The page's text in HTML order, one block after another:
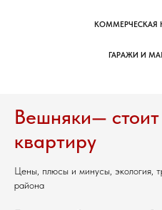
КОММЕРЧЕСКАЯ
ГАРАЖИ И
Вешняки—
квартиру
Цены, плюсы и минусы, экология,
района